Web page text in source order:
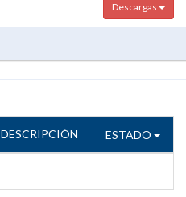
Descargas
DESCRIPCIÓN ESTADO